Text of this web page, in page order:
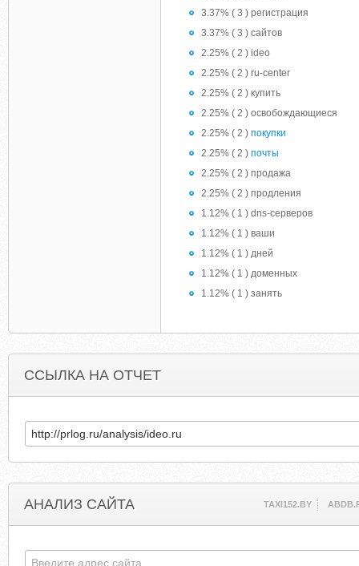
3.37% ( 3 ) регистрация
3.37% ( 3 ) сайтов
2.25% ( 2 ) ideo
2.25% ( 2 ) ru-center
2.25% ( 2 ) купить
2.25% ( 2 ) освобождающиеся
2.25% ( 2 ) покупки
2.25% ( 2 ) почты
2.25% ( 2 ) продажа
2.25% ( 2 ) продления
1.12% ( 1 ) dns-серверов
1.12% ( 1 ) ваши
1.12% ( 1 ) дней
1.12% ( 1 ) доменных
1.12% ( 1 ) занять
ССЫЛКА НА ОТЧЕТ
АНАЛИЗ САЙТА TAXI152.BY